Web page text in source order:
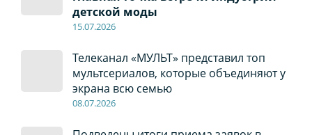
детской моды
15.07.2026
Телеканал «МУЛЬТ» представил топ
мультсериалов, которые объединяют у
экрана всю семью
08.07.2026